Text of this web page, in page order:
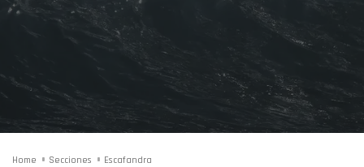
Home Secciones Escafandra